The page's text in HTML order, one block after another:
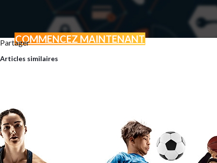
COMMENCEZ MAINTENANT
Partager
Articles similaires